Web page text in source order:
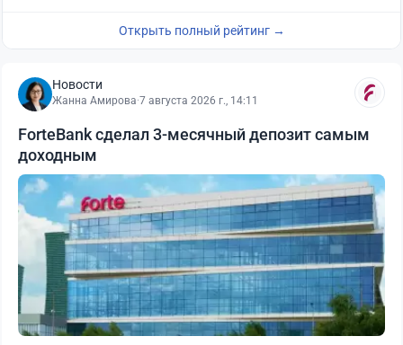
Открыть полный рейтинг →
Новости
Жанна Амирова·7 августа 2026 г., 14:11
ForteBank сделал 3-месячный депозит самым
доходным